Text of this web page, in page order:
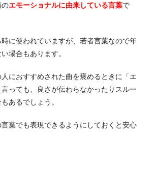
のエモーショナルに由来している言葉で
に使われていますが、若者言葉なので年
場合もあります。
におすすめされた曲を褒めるときに「エ
っても、良さが伝わらなかったりスルー
あるでしょう。
言葉でも表現できるようにしておくと安心